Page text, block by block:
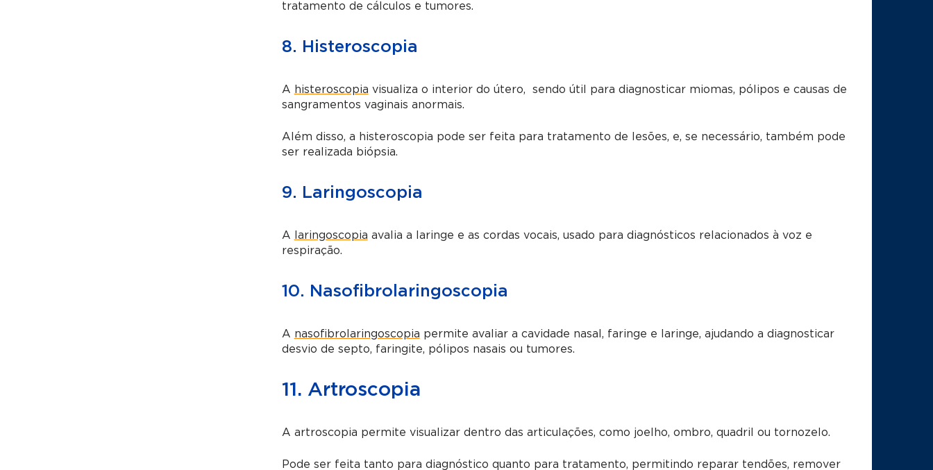
tratamento de cálculos e tumores.
8. Histeroscopia
A histeroscopia visualiza o interior do útero, sendo útil para diagnosticar miomas, pólipos e causas de
sangramentos vaginais anormais.
Além disso, a histeroscopia pode ser feita para tratamento de lesões, e, se necessário, também pode
ser realizada biópsia.
9. Laringoscopia
A laringoscopia avalia a laringe e as cordas vocais, usado para diagnósticos relacionados à voz e
respiração.
10. Nasofibrolaringoscopia
A nasofibrolaringoscopia permite avaliar a cavidade nasal, faringe e laringe, ajudando a diagnosticar
desvio de septo, faringite, pólipos nasais ou tumores.
11. Artroscopia
A artroscopia permite visualizar dentro das articulações, como joelho, ombro, quadril ou tornozelo.
Pode ser feita tanto para diagnóstico quanto para tratamento, permitindo reparar tendões, remover